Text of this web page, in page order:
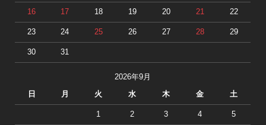
16 17 18 19 20 21 22
23 24 25 26 27 28 29
30 31
2026年9月
日 月 火 水 木 金 土
1 2 3 4 5